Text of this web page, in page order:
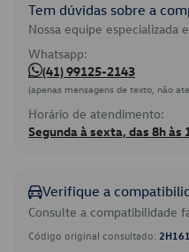
Tem dúvidas sobre a
Nossa equipe especializada
Whatsapp:
(41) 99125-2143
(apenas mensagens de texto, não
Horário de atendimento:
Segunda à sexta, das 8h às
Verifique a
Consulte a compatibilidade
Código original consultado: